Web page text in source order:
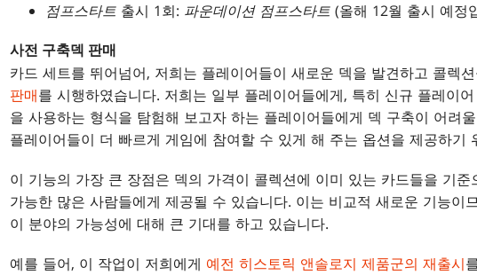
점프스타트 출시 1회: 파운데이션 점프스타트 (올해 12월 출시 예정
사전 구축덱 판매
카드 세트를 뛰어넘어, 저희는 플레이어들이 새로운 덱을 발견하고 콜렉
판매를 시행하였습니다. 저희는 일부 플레이어들에게, 특히 신규 플레이
을 사용하는 형식을 탐험해 보고자 하는 플레이어들에게 덱 구축이 어려
플레이어들이 더 빠르게 게임에 참여할 수 있게 해 주는 옵션을 제공하기
이 기능의 가장 큰 장점은 덱의 가격이 콜렉션에 이미 있는 카드들을 기
가능한 많은 사람들에게 제공될 수 있습니다. 이는 비교적 새로운 기능이
이 분야의 가능성에 대해 큰 기대를 하고 있습니다.
예를 들어, 이 작업이 저희에게 예전 히스토릭 앤솔로지 제품군의 재출시